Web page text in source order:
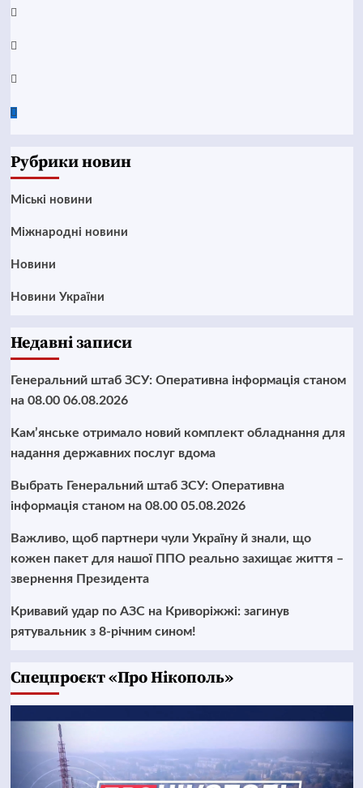
Telegram
Instagram
Twitter
Google
Рубрики новин
Mіські новини
Міжнародні новини
Новини
Новини України
Недавні записи
Генеральний штаб ЗСУ: Оперативна інформація станом
на 08.00 06.08.2026
Кам’янське отримало новий комплект обладнання для
надання державних послуг вдома
Выбрать Генеральний штаб ЗСУ: Оперативна
інформація станом на 08.00 05.08.2026
Важливо, щоб партнери чули Україну й знали, що
кожен пакет для нашої ППО реально захищає життя –
звернення Президента
Кривавий удар по АЗС на Криворіжжі: загинув
рятувальник з 8-річним сином!
Cпецпроєкт «Про Нікополь»